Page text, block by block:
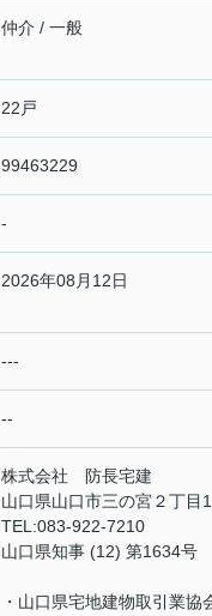
仲介 / 一般
22戸
99463229
-
2026年08月12日
---
--
株式会社 防長宅建
山口県山口市三の宮２丁目
TEL:083-922-7210
山口県知事 (12) 第1634号
・山口県宅地建物取引業協